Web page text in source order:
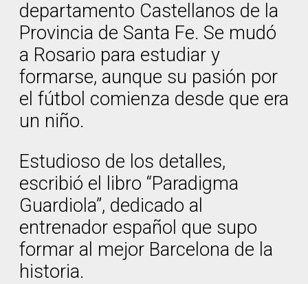
departamento Castellanos de la
Provincia de Santa Fe. Se mudó
a Rosario para estudiar y
formarse, aunque su pasión por
el fútbol comienza desde que era
un niño.
Estudioso de los detalles,
escribió el libro “Paradigma
Guardiola”, dedicado al
entrenador español que supo
formar al mejor Barcelona de la
historia.